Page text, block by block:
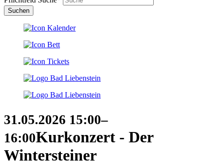
Suchen
31.05.2026 15:00–
16:00Kurkonzert - Der
Wintersteiner